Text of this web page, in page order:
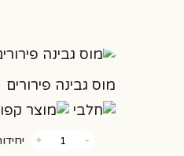
מוס גבינה פירורים
-של
+